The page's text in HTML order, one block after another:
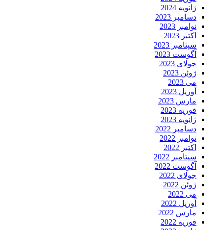
ژانویه 2024
دسامبر 2023
نوامبر 2023
اکتبر 2023
سپتامبر 2023
آگوست 2023
جولای 2023
ژوئن 2023
می 2023
آوریل 2023
مارس 2023
فوریه 2023
ژانویه 2023
دسامبر 2022
نوامبر 2022
اکتبر 2022
سپتامبر 2022
آگوست 2022
جولای 2022
ژوئن 2022
می 2022
آوریل 2022
مارس 2022
فوریه 2022